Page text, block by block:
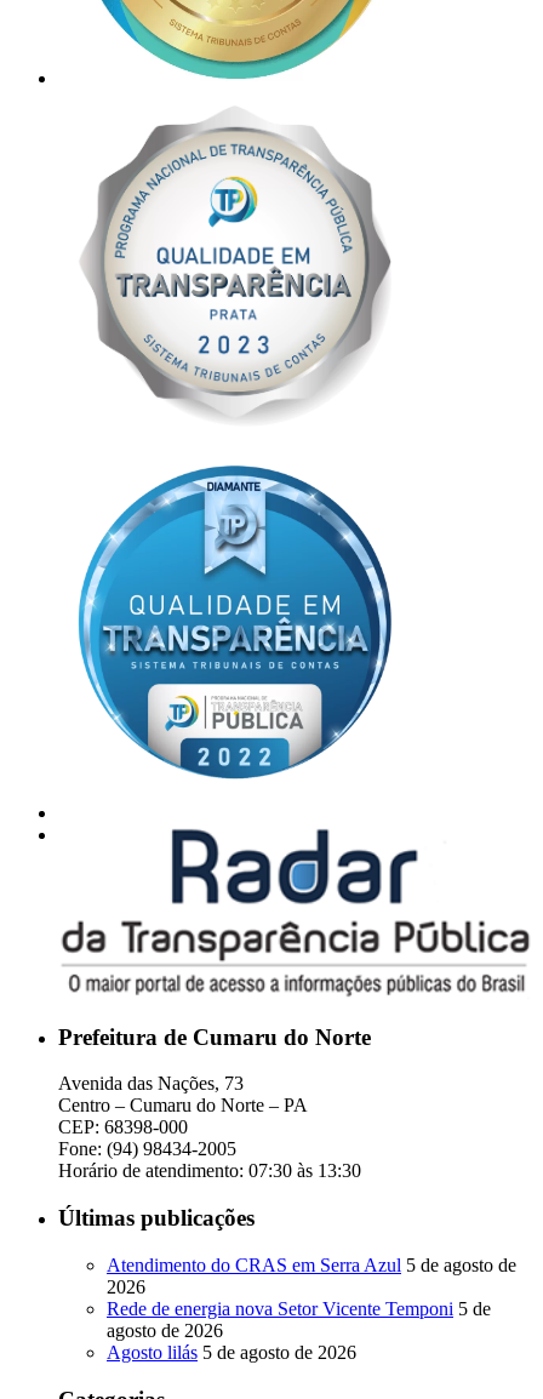
Prefeitura de Cumaru do Norte
Avenida das Nações, 73
Centro – Cumaru do Norte – PA
CEP: 68398-000
Fone: (94) 98434-2005
Horário de atendimento: 07:30 às 13:30
Últimas publicações
Atendimento do CRAS em Serra Azul 5 de agosto de
2026
Rede de energia nova Setor Vicente Temponi 5 de
agosto de 2026
Agosto lilás 5 de agosto de 2026